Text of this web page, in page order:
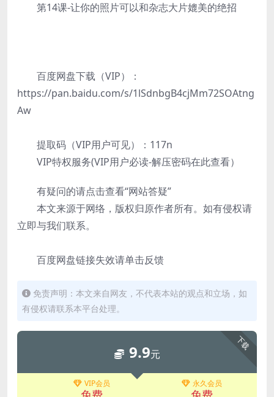
第14课-让你的照片可以和杂志大片媲美的绝招
百度网盘下载（VIP）：
https://pan.baidu.com/s/1lSdnbgB4cjMm72SOAtng
Aw
提取码（VIP用户可见）：117n
VIP特权服务(VIP用户必读-解压密码在此查看）
有疑问的请点击查看“网站答疑”
本文来源于网络，版权归原作者所有。如有侵权请
立即与我们联系。
百度网盘链接失效请单击反馈
免责声明：本文来自网友，不代表本站的观点和立场，如
有侵权请联系本平台处理。
下载
9.9元
VIP会员 永久会员